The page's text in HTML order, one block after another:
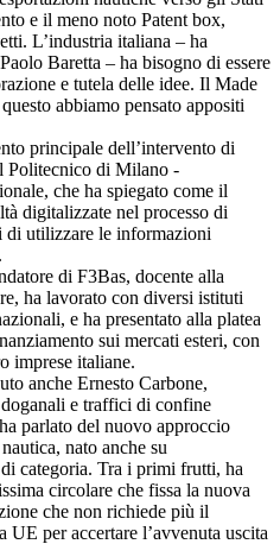
e il meno noto Patent box,
L’industria italiana – ha
Baretta – ha bisogno di essere
e tutela delle idee. Il Made
abbiamo pensato appositi
principale dell’intervento di
Politecnico di Milano -
che ha spiegato come il
digitalizzate nel processo di
di utilizzare le informazioni
di F3Bas, docente alla
ha lavorato con diversi istituti
e ha presentato alla platea
sui mercati esteri, con
imprese italiane.
anche Ernesto Carbone,
e traffici di confine
parlato del nuovo approccio
nato anche su
categoria. Tra i primi frutti, ha
circolare che fissa la nuova
che non richiede più il
UE per accertare l’avvenuta uscita